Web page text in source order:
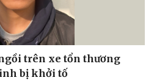
trên xe tổn thương
bị khởi tố